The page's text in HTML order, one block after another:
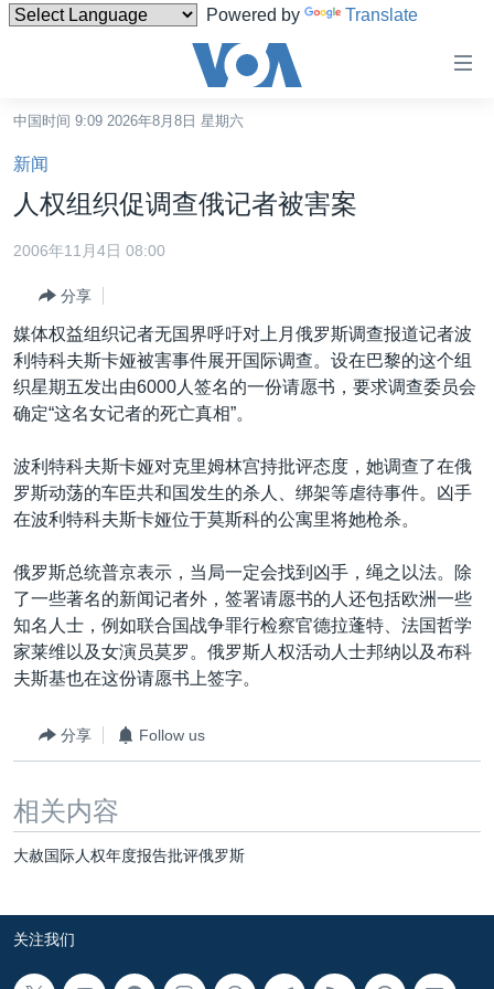
Powered by Translate
碍
链
接
跳
转
容
跳
转
到
航
跳
索
中国
港澳
国际
最新国际新闻
印太
中东
欧洲
美洲
全球议题
分类新闻
经济·金融·贸易
人权·法律·宗教
科教·文娱·体健
劳工
环境
美中关系
热点专题
白宫要闻
美中关系
美国建国250周年
埃博拉疫情
重要讲话与声明
南中国海争端
关注西藏
GEN Z 看美国
VOA视频
中文广播
关注我们
中国时间 9:09 2026年8月8日 星期六
新闻
人权组织促调查俄记者被害案
2006年11月4日 08:00
分享
媒体权益组织记者无国界呼吁对上月俄罗斯调查报道记者波
利特科夫斯卡娅被害事件展开国际调查。设在巴黎的这个组
织星期五发出由6000人签名的一份请愿书，要求调查委员会
确定“这名女记者的死亡真相”。
波利特科夫斯卡娅对克里姆林宫持批评态度，她调查了在俄
罗斯动荡的车臣共和国发生的杀人、绑架等虐待事件。凶手
在波利特科夫斯卡娅位于莫斯科的公寓里将她枪杀。
俄罗斯总统普京表示，当局一定会找到凶手，绳之以法。除
了一些著名的新闻记者外，签署请愿书的人还包括欧洲一些
知名人士，例如联合国战争罪行检察官德拉蓬特、法国哲学
家莱维以及女演员莫罗。俄罗斯人权活动人士邦纳以及布科
夫斯基也在这份请愿书上签字。
分享 Follow us
相关内容
大赦国际人权年度报告批评俄罗斯
关注我们